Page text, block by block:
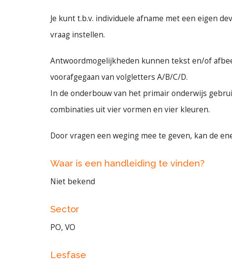
Je kunt t.b.v. individuele afname met een eigen
vraag instellen.
Antwoordmogelijkheden kunnen tekst en/of
voorafgegaan van volgletters A/B/C/D.
In de onderbouw van het primair onderwijs
combinaties uit vier vormen en vier kleuren.
Door vragen een weging mee te geven, kan de
Waar is een handleiding te vinden?
Niet bekend
Sector
PO, VO
Lesfase